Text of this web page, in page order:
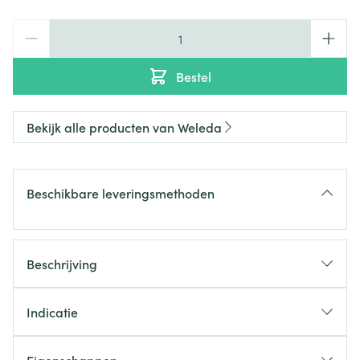
Bestel
Bekijk alle producten van Weleda
Beschikbare leveringsmethoden
Beschrijving
Indicatie